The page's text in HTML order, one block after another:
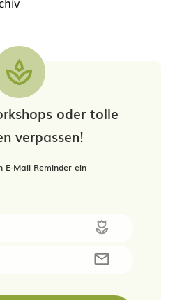
oder tolle
verpassen!
E-Mail Reminder ein